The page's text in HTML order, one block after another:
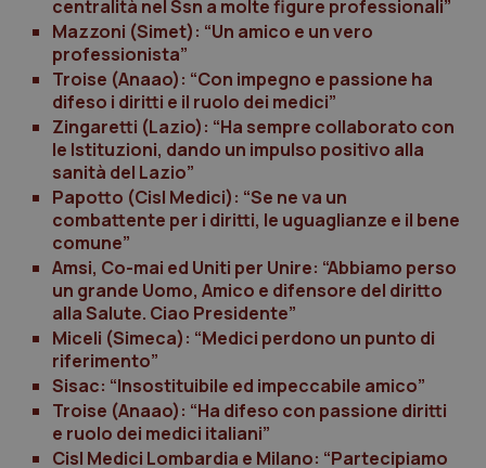
Veneto
Oncoematologia
Oncologia & Nutrizione
Psoriasi & pelle
Quotidiano Cardiologia
Quotidiano Chirurgia
Quotidiano Oncologia
Quotidiano Pediatria
Rene & patologie urogenitali
centralità nel Ssn a molte figure professionali”
Mazzoni (Simet): “Un amico e un vero
professionista”
Troise (Anaao): “Con impegno e passione ha
difeso i diritti e il ruolo dei medici”
Zingaretti (Lazio): “Ha sempre collaborato con
le Istituzioni, dando un impulso positivo alla
sanità del Lazio”
Papotto (Cisl Medici): “Se ne va un
combattente per i diritti, le uguaglianze e il bene
comune”
Amsi, Co-mai ed Uniti per Unire: “Abbiamo perso
un grande Uomo, Amico e difensore del diritto
alla Salute. Ciao Presidente”
Miceli (Simeca): “Medici perdono un punto di
riferimento”
Sisac: “Insostituibile ed impeccabile amico”
Troise (Anaao): “Ha difeso con passione diritti
e ruolo dei medici italiani”
Cisl Medici Lombardia e Milano: “Partecipiamo